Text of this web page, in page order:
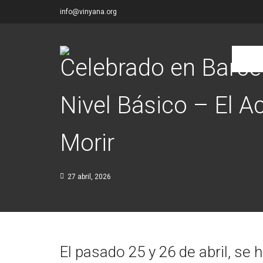
info@vinyana.org
Celebrado en
Nivel Básico – El
Morir
27 abril, 2026
El pasado 25 y 26 de abril, se